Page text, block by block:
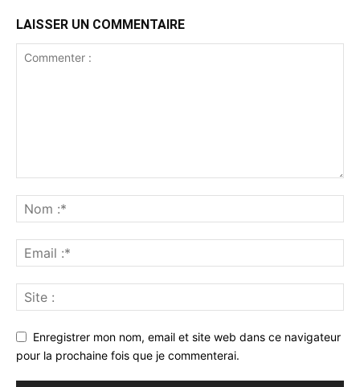
LAISSER UN COMMENTAIRE
Enregistrer mon nom, email et site web dans ce navigateur
pour la prochaine fois que je commenterai.